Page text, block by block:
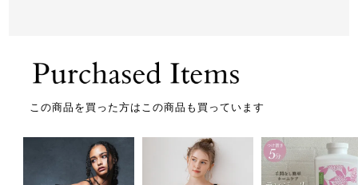
この商品を買った方はこの商品も買っています